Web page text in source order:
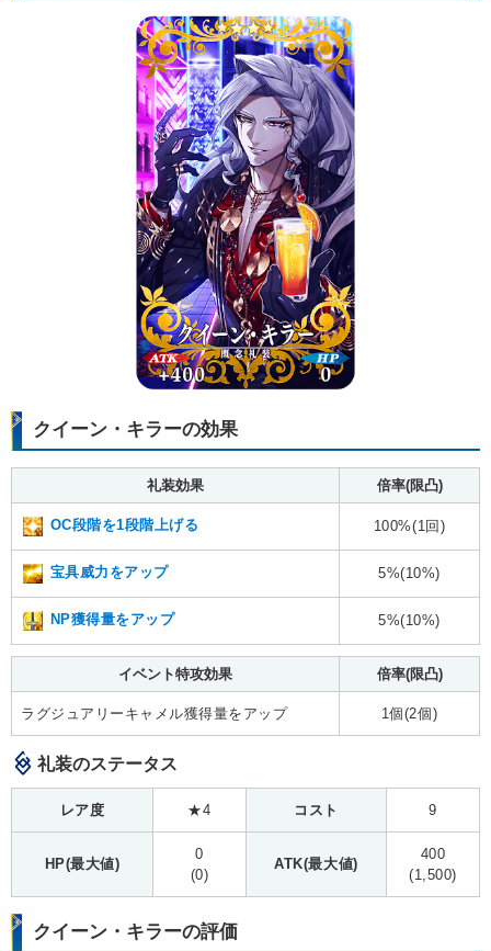
クイーン・キラーの効果
礼装効果 倍率(限凸)
OC段階を1段階上げる 100%(1回)
宝具威力をアップ 5%(10%)
NP獲得量をアップ 5%(10%)
イベント特攻効果 倍率(限凸)
ラグジュアリーキャメル獲得量をアップ 1個(2個)
礼装のステータス
レア度 ★4 コスト 9
HP(最大値)
0
(0)
ATK(最大値)
400
(1,500)
クイーン・キラーの評価